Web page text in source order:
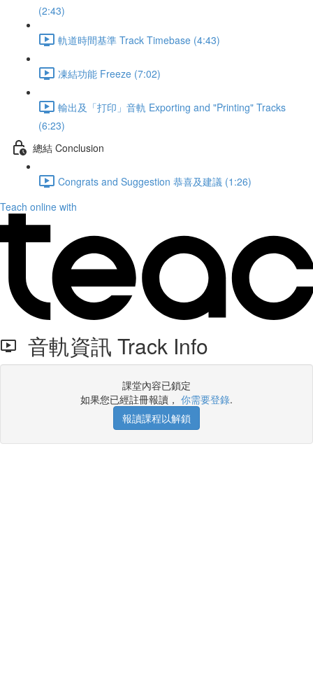
(2:43)
軌道時間基準 Track Timebase (4:43)
凍結功能 Freeze (7:02)
輸出及「打印」音軌 Exporting and "Printing" Tracks
(6:23)
總結 Conclusion
Congrats and Suggestion 恭喜及建議 (1:26)
Teach online with
音軌資訊 Track Info
課堂內容已鎖定
如果您已經註冊報讀， 你需要登錄.
報讀課程以解鎖